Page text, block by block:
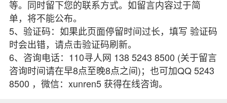
等。同时留下您的联系方式。如留言内容过于简
单，将不能公布。
5、验证码：如果此页面停留时间过长，填写 验证码
时会出错，请点击验证码刷新。
6、咨询电话：110寻人网 138 5243 8500 (关于留言
咨询时间请在早8点至晚8点之间)；也可加QQ 5243
8500 ，微信：xunren5 获得在线咨询。